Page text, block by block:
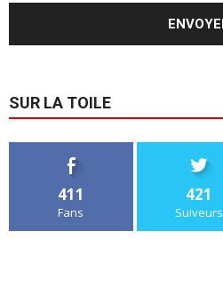
SUR LA TOILE
411
Fans
421
Suiveurs